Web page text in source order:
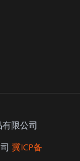
限公司
冀ICP备